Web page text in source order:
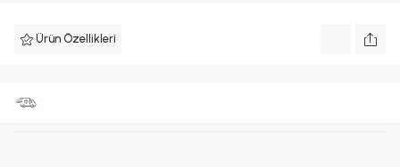
Ürün Özellikleri